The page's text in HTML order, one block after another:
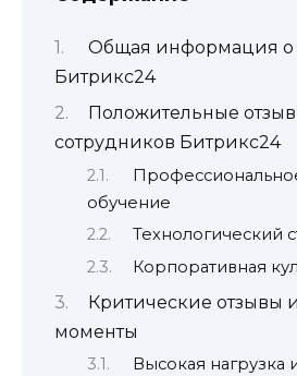
Общая информация о
Битрикс24
Положительные
сотрудников Битрикс24
обучение
Технологический
Корпоративная
Критические отзывы
моменты
Высокая нагрузка